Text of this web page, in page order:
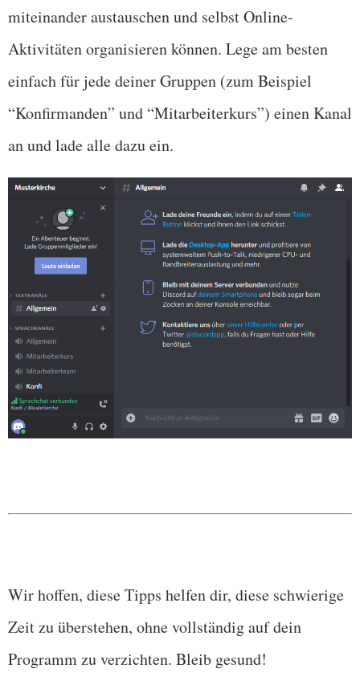
miteinander austauschen und selbst Online-
Aktivitäten organisieren können. Lege am besten
einfach für jede deiner Gruppen (zum Beispiel
“Konfirmanden” und “Mitarbeiterkurs”) einen Kanal
an und lade alle dazu ein.
Wir hoffen, diese Tipps helfen dir, diese schwierige
Zeit zu überstehen, ohne vollständig auf dein
Programm zu verzichten. Bleib gesund!